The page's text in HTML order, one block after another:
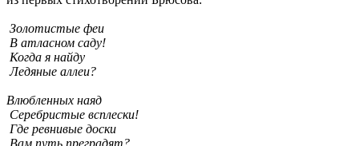
Золотистые феи
‎В атласном саду!
‎Когда я найду
Ледяные аллеи?
‎Влюбленных наяд
Серебристые всплески!
Где ревнивые доски
‎Вам путь преградят?